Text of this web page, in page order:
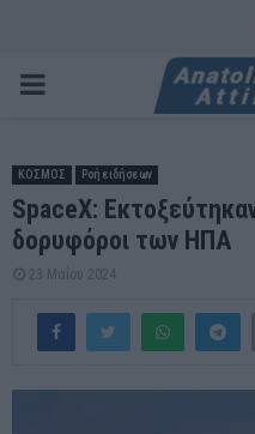
PRIMARY
ΚΟΣΜΟΣ Ροή ειδήσεων
SpaceX:
δορυφόροι των ΗΠΑ
23 Μαΐου 2024